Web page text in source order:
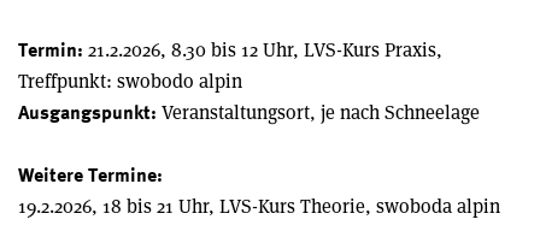
Termin: 21.2.2026, 8.30 bis 12 Uhr, LVS-Kurs Praxis,
Treffpunkt: swobodo alpin
Ausgangspunkt: Veranstaltungsort, je nach Schneelage
Weitere Termine:
19.2.2026, 18 bis 21 Uhr, LVS-Kurs Theorie, swoboda alpin